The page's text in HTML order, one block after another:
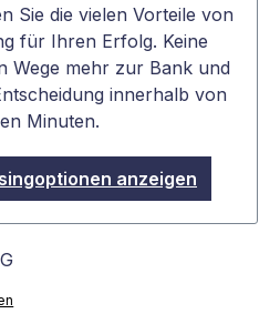
Sie die vielen Vorteile von
für Ihren Erfolg. Keine
Wege mehr zur Bank und
innerhalb von
Minuten.
anzeigen